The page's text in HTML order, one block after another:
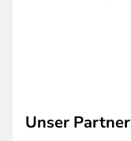
Unser Partner